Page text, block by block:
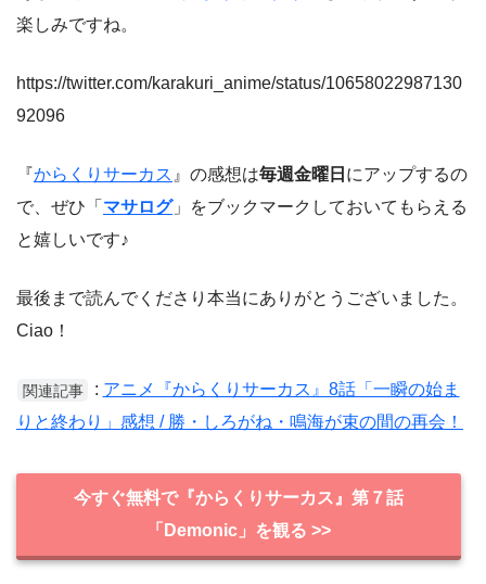
楽しみですね。
https://twitter.com/karakuri_anime/status/10658022987130
92096
『 からくりサーカス 』の感想は毎週金曜日 にアップするの
で、ぜひ「 マサログ」をブックマークしておいてもらえる
と嬉しいです♪
最後まで読んでくださり本当にありがとうございました。
Ciao！
関連記事 : アニメ『からくりサーカス』8話「一瞬の始ま
りと終わり」感想 / 勝・しろがね・鳴海が束の間の再会！
今すぐ無料で『からくりサーカス』第７話
「Demonic」を観る >>